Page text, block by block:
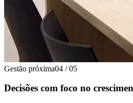
Gestão próxima04 / 05
Decisões com foco no